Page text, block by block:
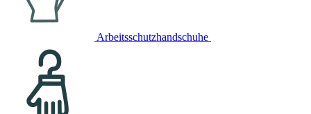
Arbeitsschutzhandschuhe